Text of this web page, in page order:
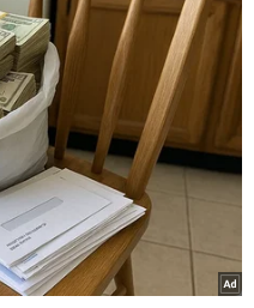
chú ý về chiến
vào Iran
tỷ USD chi phí dành
Iran đang thu hút sự